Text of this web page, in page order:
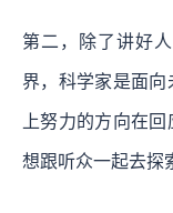
第二，除了讲好
界，科学家是面
上努力的方向在
想跟听众一起去探